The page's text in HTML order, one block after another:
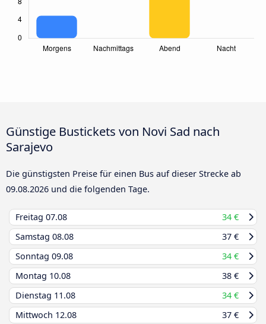
Günstige Bustickets von Novi Sad nach
Sarajevo
Die günstigsten Preise für einen Bus auf dieser Strecke ab
09.08.2026 und die folgenden Tage.
Freitag 07.08
34 €
Samstag 08.08
37 €
Sonntag 09.08
34 €
Montag 10.08
38 €
Dienstag 11.08
34 €
Mittwoch 12.08
37 €